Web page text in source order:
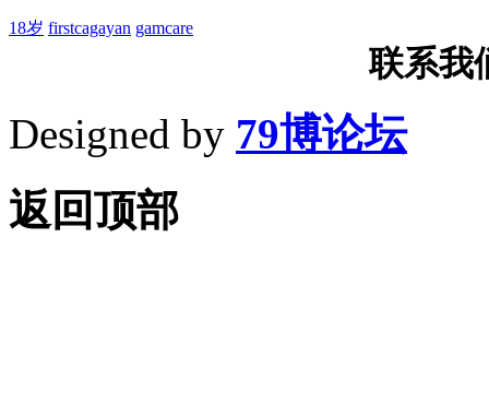
18岁 firstcagayan gamcare
联系我
Designed by 79博论坛
返回顶部